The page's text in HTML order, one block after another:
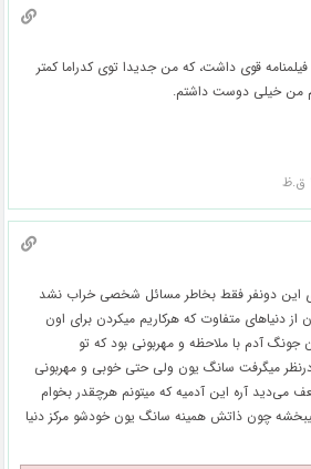
قوی داشت، که من جدیدا توی کدراما کمتر
من خیلی دوست داشتم.
ی این دونفر فقط بخاطر مسائل شخصی خراب نشد
از دنیاهای متفاوت که هرکاریم میکردن برای اون
آدم با ملاحظه و مهربونی بود که تو
میگرفت سانگ یون ولی حتی خوبی و مهربونی
آره این آدمیه که میتونم هرچقدر بخوام
چون ذاتش همینه سانگ یون خودشو مرکز دنیا